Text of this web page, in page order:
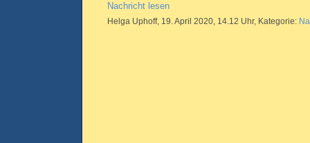
Nachricht lesen
Helga Uphoff, 19. April 2020, 14.12 Uhr, Kategorie: